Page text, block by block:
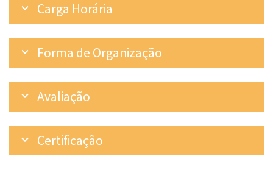
Carga Horária
Forma de Organização
Avaliação
Certificação